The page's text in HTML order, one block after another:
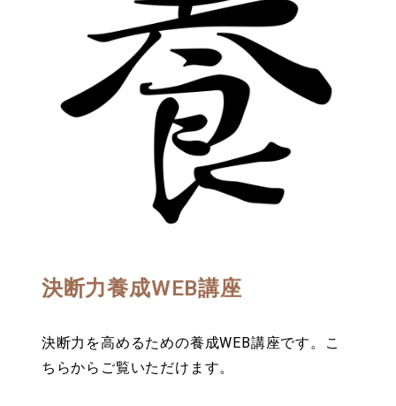
決断力養成WEB講座
決断力を高めるための養成WEB講座です。こ
ちらからご覧いただけます。